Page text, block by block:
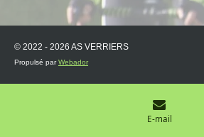
© 2022 - 2026 AS VERRIERS
Propulsé parWebador
E-mail